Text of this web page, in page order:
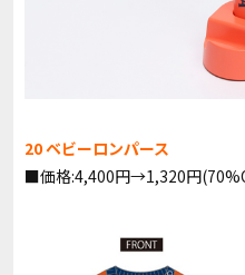
20 ベビーロンパース
■価格:4,400円→1,320円